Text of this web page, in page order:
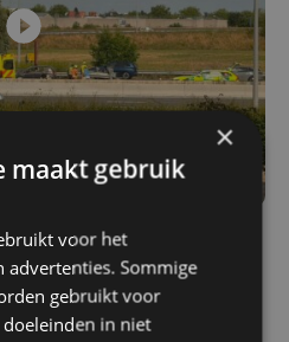
za 1 augustus | 17:21
Izegem: drie rijstroken
×
maakt gebruik
voor het
advertenties. Sommige
gebruikt voor
in niet